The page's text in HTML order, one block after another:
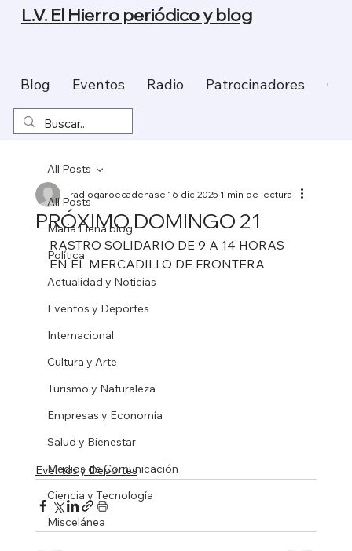
Blog Eventos Radio Patrocinadores
L.V. El Hierro periódico y blog
All Posts
Maria Elena blog
Política
Actualidad y Noticias
Eventos y Deportes
Internacional
Cultura y Arte
Turismo y Naturaleza
Empresas y Economía
Salud y Bienestar
Medios de Comunicación
Ciencia y Tecnología
Miscelánea
All Posts
PRÓXIMO DOMINGO 21
radiogaroecadenase16 dic 20251 min de lectura
RASTRO SOLIDARIO DE 9 A 14 HORAS
EN EL MERCADILLO DE FRONTERA
Eventos y Deportes